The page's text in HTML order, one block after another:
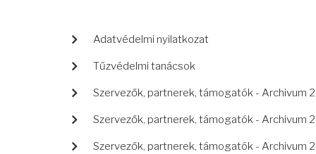
LÁBLÉC
Adatvédelmi nyilatkozat
Tűzvédelmi tanácsok
Szervezők, partnerek, támogatók - Archivum
Szervezők, partnerek, támogatók - Archivum
Szervezők, partnerek, támogatók - Archivum